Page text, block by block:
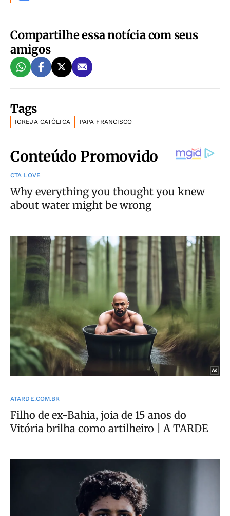
Compartilhe essa notícia com seus
amigos
Tags
IGREJA CATÓLICA PAPA FRANCISCO